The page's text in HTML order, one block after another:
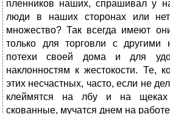
пленников наших, спрашивал у
люди в наших сторонах или
множество? Так всегда имеют
только для торговли с
потехи своей дома и для
наклонностям к жестокости. Те,
этих несчастных, часто, если не
клеймятся на лбу и на
скованные, мучатся днем на